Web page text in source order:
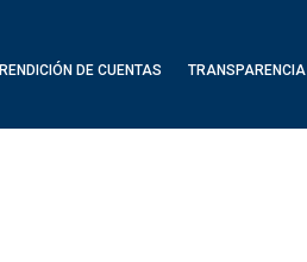
RENDICIÓN DE CUENTAS TRANSPARENCIA